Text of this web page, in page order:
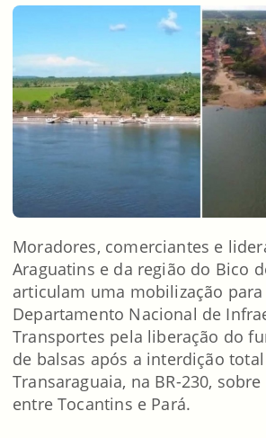
Moradores, comerciantes e
Araguatins e da região do Bico
articulam uma mobilização
Departamento Nacional de
Transportes pela liberação do
de balsas após a interdição
Transaraguaia, na BR-230,
entre Tocantins e Pará.